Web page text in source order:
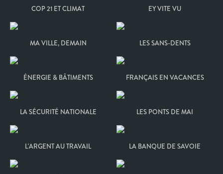
COP 21 ET CLIMAT EY VITE VU
MA VILLE, DEMAIN LES SANS-DENTS
ÉNERGIE & BÂTIMENTS FRANÇAIS EN VACANCES
LA SÉCURITÉ NATIONALE LES PONTS DE MAI
L'ARGENT AU TRAVAIL LA BANQUE DE SAVOIE